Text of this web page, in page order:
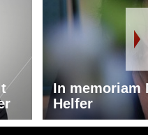
In memoriam
Helfer